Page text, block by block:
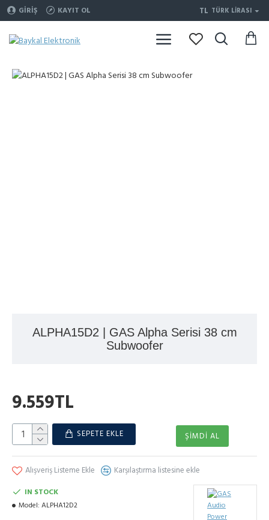
GIRIŞ KAYIT OL TL TÜRK LIRASI
ALPHA15D2 | GAS Alpha Serisi 38 cm
Subwoofer
IN STOCK
Model: ALPHA12D2
9.559TL
SEPETE EKLE ŞIMDI AL
Alışveriş Listeme Ekle Karşılaştırma listesine ekle